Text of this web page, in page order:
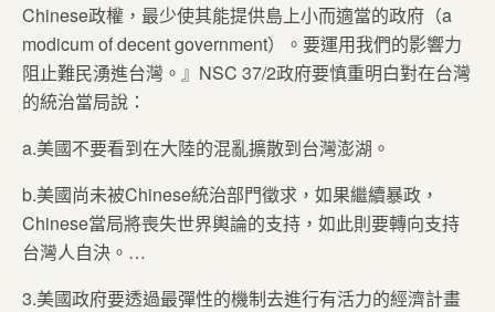
Chinese政權，最少使其能提供島上小而適當的政府（a
modicum of decent government）。要運用我們的影響力
阻止難民湧進台灣。』NSC 37/2政府要慎重明白對在台灣
的統治當局說：
a.美國不要看到在大陸的混亂擴散到台灣澎湖。
b.美國尚未被Chinese統治部門徵求，如果繼續暴政，
Chinese當局將喪失世界輿論的支持，如此則要轉向支持
台灣人自決。…
3.美國政府要透過最彈性的機制去進行有活力的經濟計畫